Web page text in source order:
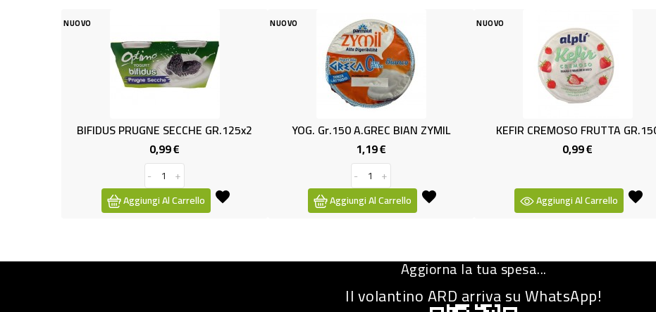
BIFIDUS PRUGNE SECCHE GR.125x2
Prezzo
Aggiungi Al Carrello
YOG. Gr.150 A.GREC BIAN ZYMIL
Prezzo
Aggiungi Al Carrello
KEFIR CREMOSO FRUTTA GR.150
Prezzo
Aggiungi Al Carrello
Aggiorna la tua spesa...
Il volantino ARD arriva su WhatsApp!